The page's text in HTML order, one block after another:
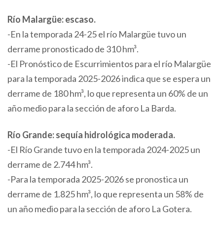
Río Malargüe: escaso.
-En la temporada 24-25 el río Malargüe tuvo un
derrame pronosticado de 310 hm³.
-El Pronóstico de Escurrimientos para el río Malargüe
para la temporada 2025-2026 indica que se espera un
derrame de 180 hm³, lo que representa un 60% de un
año medio para la sección de aforo La Barda.
Río Grande: sequía hidrológica moderada.
-El Río Grande tuvo en la temporada 2024-2025 un
derrame de 2.744 hm³.
-Para la temporada 2025-2026 se pronostica un
derrame de 1.825 hm³, lo que representa un 58% de
un año medio para la sección de aforo La Gotera.